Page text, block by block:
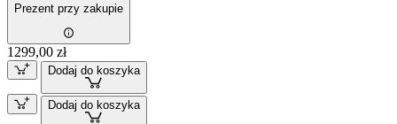
Prezent przy zakupie
1299,00 zł
Dodaj do koszyka
Dodaj do koszyka